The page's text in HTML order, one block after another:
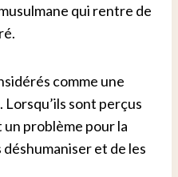
qui rentre de
comme une
sont perçus
problème pour la
et de les